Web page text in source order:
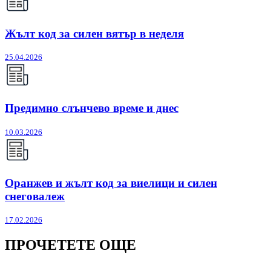
Жълт код за силен вятър в неделя
25.04.2026
Предимно слънчево време и днес
10.03.2026
Оранжев и жълт код за виелици и силен
снеговалеж
17.02.2026
ПРОЧЕТЕТЕ ОЩЕ